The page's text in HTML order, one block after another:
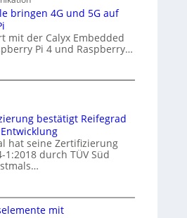
A
I
a
n
e
d
g
e
bringen 4G und 5G auf
mit der Calyx Embedded
Pi 4 und Raspberry…
bestätigt Reifegrad
hat seine Zertifizierung
1:2018 durch TÜV Süd
mit